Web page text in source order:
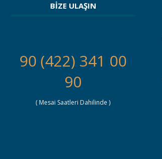
BİZE ULAŞIN
90 (422) 341 00
90
( Mesai Saatleri Dahilinde )